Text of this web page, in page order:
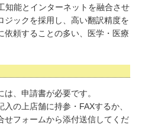
知能とインターネットを融合させ
ジックを採用し、高い翻訳精度を
依頼することの多い、医学・医療
、申請書が必要です。
の上店舗に持参・FAXするか、
せフォームから添付送信してくだ